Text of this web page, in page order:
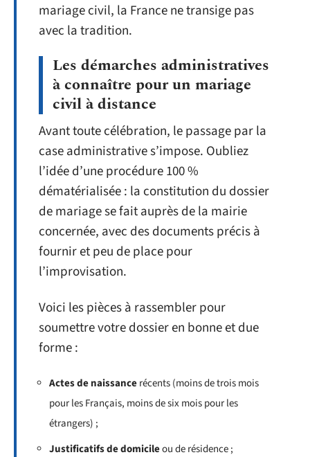
mariage civil, la France ne transige pas
avec la tradition.
Les démarches administratives
à connaître pour un mariage
civil à distance
Avant toute célébration, le passage par la
case administrative s’impose. Oubliez
l’idée d’une procédure 100 %
dématérialisée : la constitution du dossier
de mariage se fait auprès de la mairie
concernée, avec des documents précis à
fournir et peu de place pour
l’improvisation.
Voici les pièces à rassembler pour
soumettre votre dossier en bonne et due
forme :
Actes de naissancerécents (moins de trois mois
pour les Français, moins de six mois pour les
étrangers) ;
Justificatifs de domicileou de résidence ;